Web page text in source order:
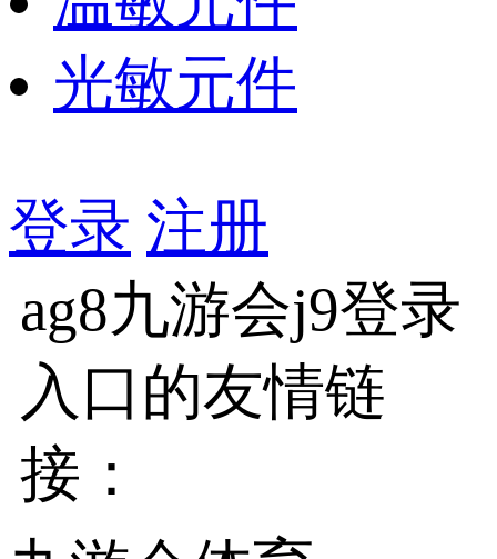
光敏元件
登录 注册
ag8九游会j9登录
入口的友情链
接：